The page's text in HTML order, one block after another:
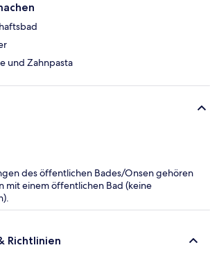
und Zahnpasta
des öffentlichen Bades/Onsen gehören
mit einem öffentlichen Bad (keine
Richtlinien